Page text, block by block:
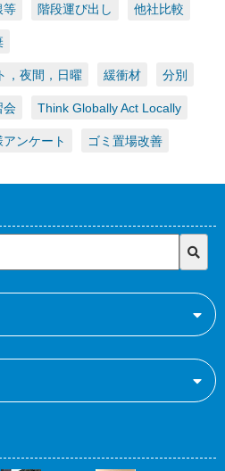
等 階段運び出し 他社比較
，夜間，日曜 緩衝材 分別
会 Think Globally Act Locally
アンケート ゴミ置場改善